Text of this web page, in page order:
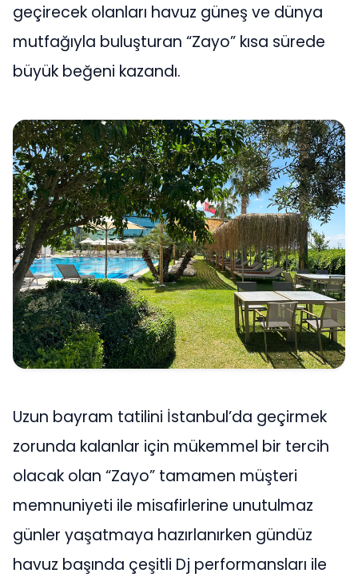
geçirecek olanları havuz güneş ve dünya
mutfağıyla buluşturan “Zayo” kısa sürede
büyük beğeni kazandı.
Uzun bayram tatilini İstanbul’da geçirmek
zorunda kalanlar için mükemmel bir tercih
olacak olan “Zayo” tamamen müşteri
memnuniyeti ile misafirlerine unutulmaz
günler yaşatmaya hazırlanırken gündüz
havuz başında çeşitli Dj performansları ile